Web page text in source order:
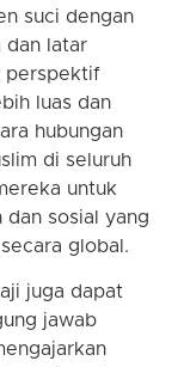
suci dengan
dan latar
perspektif
luas dan
hubungan
di seluruh
untuk
sosial yang
global.
juga dapat
jawab